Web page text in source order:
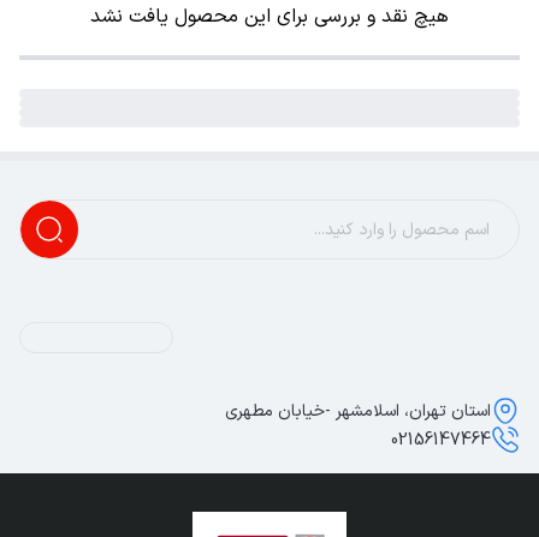
هیچ نقد و بررسی برای این محصول یافت نشد
استان تهران، اسلامشهر -خیابان مطهری
02156147464